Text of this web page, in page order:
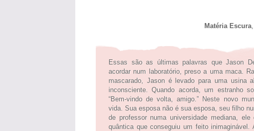
Matéria Escura
Essas são as últimas palavras que Jason
acordar num laboratório, preso a uma maca.
mascarado, Jason é levado para uma usina
inconsciente. Quando acorda, um estranho
“Bem-vindo de volta, amigo.” Neste novo
vida. Sua esposa não é sua esposa, seu filho
de professor numa universidade mediana,
quântica que conseguiu um feito inimaginável.